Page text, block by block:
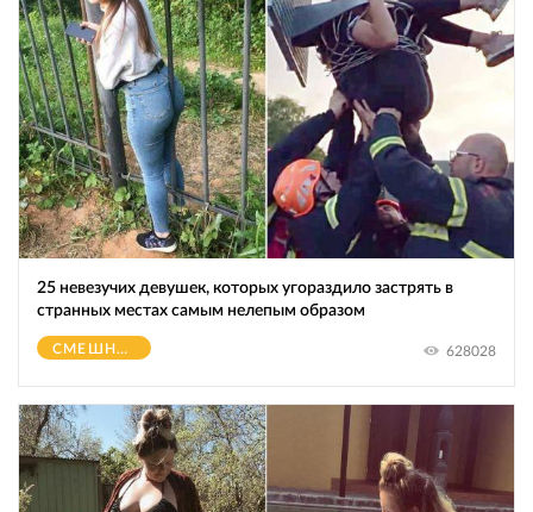
25 невезучих девушек, которых угораздило застрять в
странных местах самым нелепым образом
СМЕШНОЕ 628028